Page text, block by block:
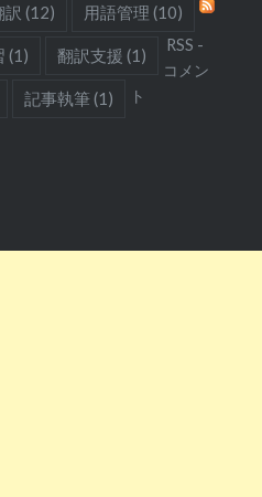
訳 (12) 用語管理 (10)
(1) 翻訳支援 (1)
記事執筆(1)
RSS -
コメン
ト